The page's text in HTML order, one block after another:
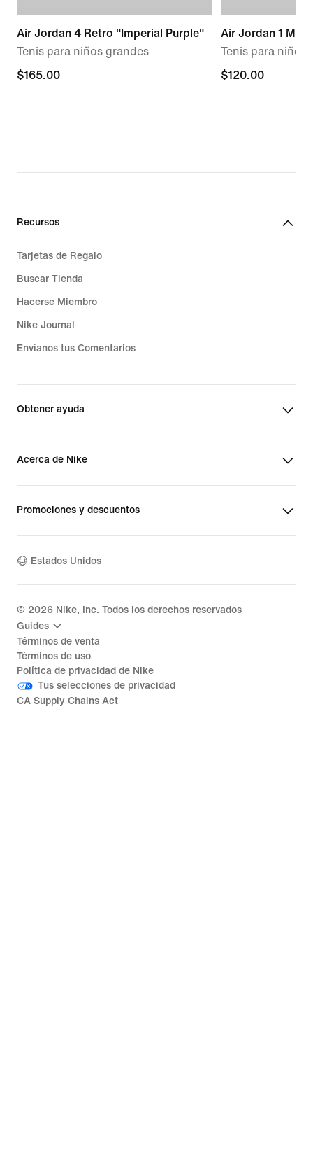
Air Jordan 4 Retro "Imperial Purple"
Tenis para niños grandes
$165.00
$165.00
Air Jordan 1 Mid
Tenis para niños
$120.00
$120.00
Recursos
Tarjetas de Regalo
Buscar Tienda
Hacerse Miembro
Nike Journal
Envíanos tus Comentarios
Obtener ayuda
Acerca de Nike
Promociones y descuentos
Estados Unidos
© 2026 Nike, Inc. Todos los derechos reservados
Guides
Términos de venta
Términos de uso
Política de privacidad de Nike
Tus selecciones de privacidad
CA Supply Chains Act